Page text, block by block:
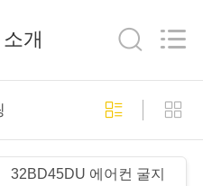
어링
387
개
32BD45DU 에어컨 굴지